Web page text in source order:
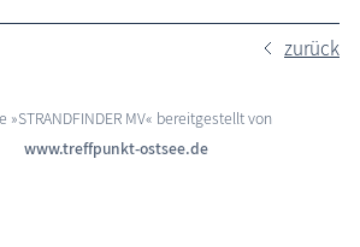
zurück
»STRANDFINDER MV« bereitgestellt von
www.treffpunkt-ostsee.de